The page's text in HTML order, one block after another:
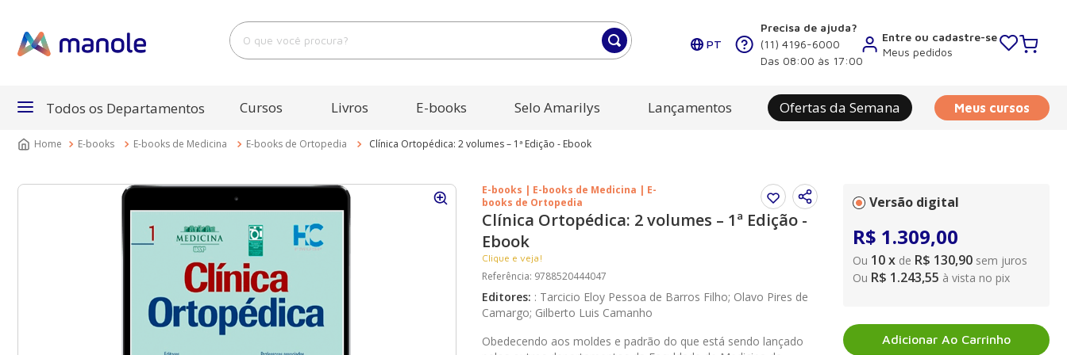
O que você procura?
PT
Precisa de ajuda?
(11) 4196-6000
Das 08:00 às 17:00
Entre ou cadastre-se
Meus pedidos
Todos os Departamentos Cursos Livros E-books Selo Amarilys Lançamentos Ofertas da Semana Meus cursos
E-books E-books de Medicina E-books de Ortopedia Clínica Ortopédica: 2 volumes – 1ª Edição - Ebook
E-books | E-books de Medicina | E-
books de Ortopedia
Clínica Ortopédica: 2 volumes – 1ª Edição -
Ebook
Clique e veja!
Referência: 9788520444047
Editores: : Tarcicio Eloy Pessoa de Barros Filho; Olavo Pires de
Camargo; Gilberto Luis Camanho
Obedecendo aos moldes e padrão do que está sendo lançado
Versão digital
R$ 1.309,00
Ou 10x de R$ 130,90 sem juros
Ou R$ 1.243,55 à vista no pix
Adicionar Ao Carrinho